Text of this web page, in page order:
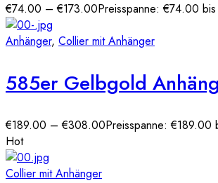
€74.00 –€173.00Preisspanne: €74.00
Anhänger, Collier mit Anhänger
€189.00 –€308.00Preisspanne:
Hot
Collier mit Anhänger